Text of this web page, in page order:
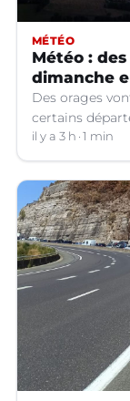
MÉTÉO
Météo :
dimanche
Des orages
certains
il y a 3 h 1 min